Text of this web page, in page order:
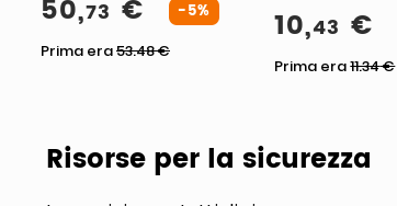
50,73 € -5%
Prima era53.48€
10,43 €
Prima era11.34€
Risorse per la sicurezza